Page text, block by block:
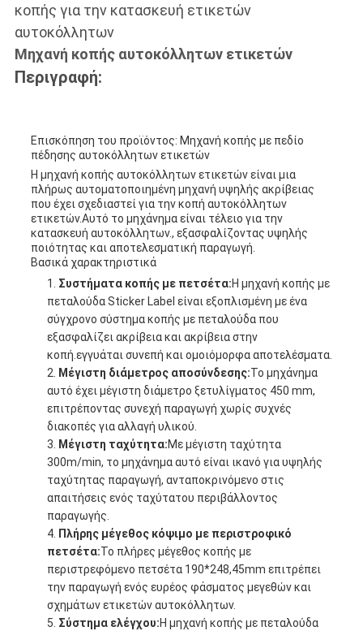
ΠΟΛΙΤΙΚΉ
ΑΠΟΡΡΉΤΟΥ
κοπής για την κατασκευή ετικετών
αυτοκόλλητων
Μηχανή κοπής αυτοκόλλητων ετικετών
Περιγραφή:
Επισκόπηση του προϊόντος: Μηχανή κοπής με πεδίο
πέδησης αυτοκόλλητων ετικετών
Η μηχανή κοπής αυτοκόλλητων ετικετών είναι μια
πλήρως αυτοματοποιημένη μηχανή υψηλής ακρίβειας
που έχει σχεδιαστεί για την κοπή αυτοκόλλητων
ετικετών.Αυτό το μηχάνημα είναι τέλειο για την
κατασκευή αυτοκόλλητων., εξασφαλίζοντας υψηλής
ποιότητας και αποτελεσματική παραγωγή.
Βασικά χαρακτηριστικά
Συστήματα κοπής με πετσέτα:Η μηχανή κοπής με
πεταλούδα Sticker Label είναι εξοπλισμένη με ένα
σύγχρονο σύστημα κοπής με πεταλούδα που
εξασφαλίζει ακρίβεια και ακρίβεια στην
κοπή.εγγυάται συνεπή και ομοιόμορφα αποτελέσματα.
Μέγιστη διάμετρος αποσύνδεσης:Το μηχάνημα
αυτό έχει μέγιστη διάμετρο ξετυλίγματος 450 mm,
επιτρέποντας συνεχή παραγωγή χωρίς συχνές
διακοπές για αλλαγή υλικού.
Μέγιστη ταχύτητα:Με μέγιστη ταχύτητα
300m/min, το μηχάνημα αυτό είναι ικανό για υψηλής
ταχύτητας παραγωγή, ανταποκρινόμενο στις
απαιτήσεις ενός ταχύτατου περιβάλλοντος
παραγωγής.
Πλήρης μέγεθος κόψιμο με περιστροφικό
πετσέτα:Το πλήρες μέγεθος κοπής με
περιστρεφόμενο πετσέτα 190*248,45mm επιτρέπει
την παραγωγή ενός ευρέος φάσματος μεγεθών και
σχημάτων ετικετών αυτοκόλλητων.
Σύστημα ελέγχου:Η μηχανή κοπής με πεταλούδα